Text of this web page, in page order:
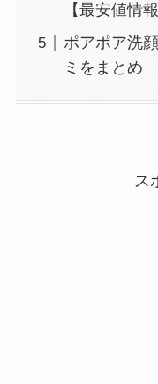
【最安値情報
ポアポア洗
ミをまとめ
ス